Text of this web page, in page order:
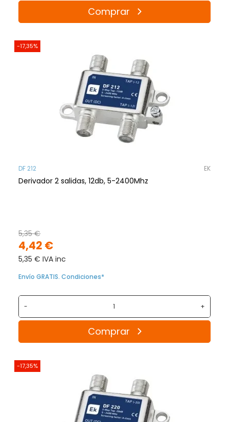
Comprar
-17,35%
DF 212 EK
Derivador 2 salidas, 12db, 5-2400Mhz
4,42 €
5,35 €
5,35 € IVA inc
Envío GRATIS. Condiciones*
- +
Comprar
-17,35%